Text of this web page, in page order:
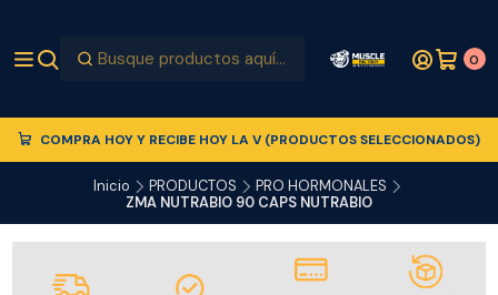
0
COMPRA HOY Y RECIBE HOY LA V (PRODUCTOS SELECCIONADOS)
Inicio PRODUCTOS
PRO HORMONALES
ZMA NUTRABIO 90 CAPS NUTRABIO